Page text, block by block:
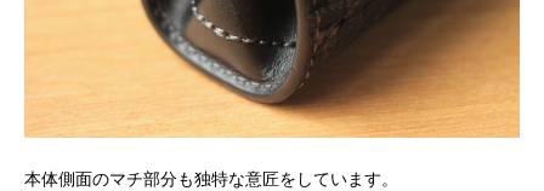
本体側面のマチ部分も独特な意匠をしています。